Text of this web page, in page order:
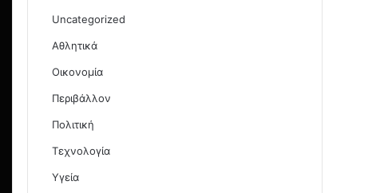
Uncategorized
Αθλητικά
Οικονομία
Περιβάλλον
Πολιτική
Τεχνολογία
Υγεία